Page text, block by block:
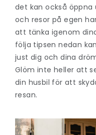
det kan också
och resor på egen
att tänka igenom
följa tipsen nedan
just dig och dina
Glöm inte heller att
din husbil för att
resan.